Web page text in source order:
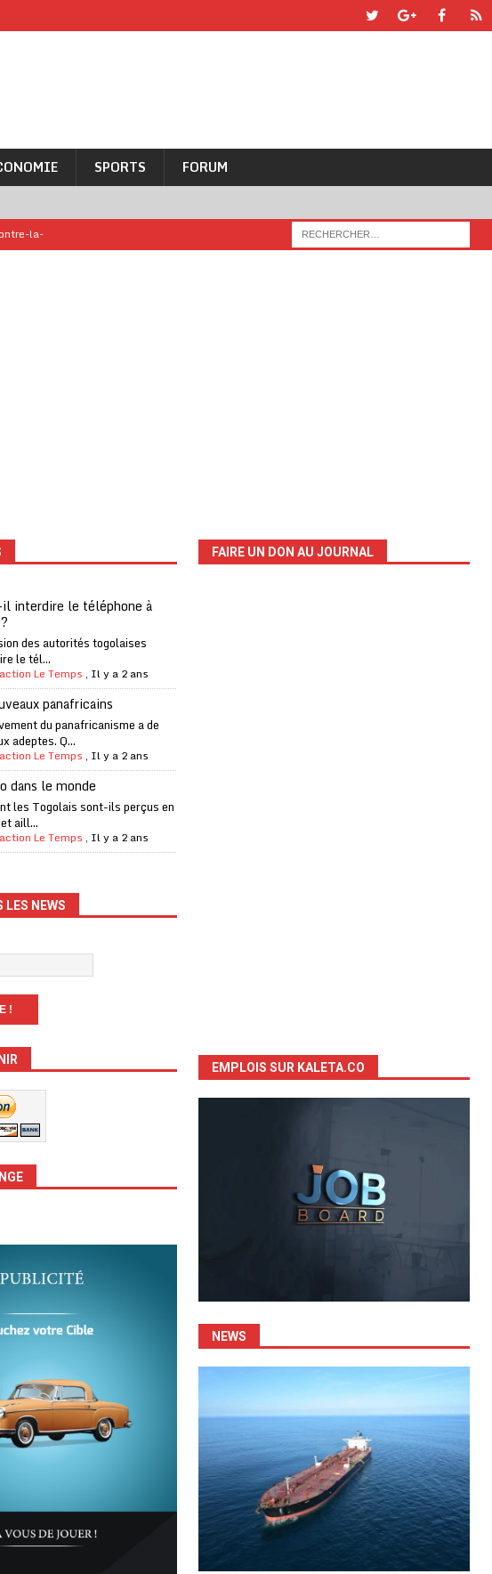
SPORTS FORUM
la-
interdire le téléphone à
des autorités togolaises
le tél...
Le Temps , Il y a 2 ans
panafricains
du panafricanisme a de
adeptes. Q...
Le Temps , Il y a 2 ans
dans le monde
les Togolais sont-ils perçus en
aill...
Le Temps , Il y a 2 ans
LES NEWS
FAIRE UN DON AU JOURNAL
EMPLOIS SUR KALETA.CO
NEWS